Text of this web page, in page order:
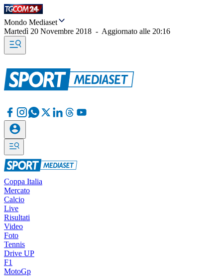
Mondo Mediaset
Martedì 20 Novembre 2018 - Aggiornato alle 20:16
Coppa Italia
Mercato
Calcio
Live
Risultati
Video
Foto
Tennis
Drive UP
F1
MotoGp